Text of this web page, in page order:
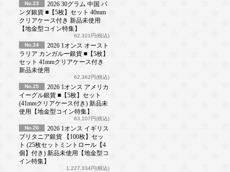
No.23
2026 30グラム 中国 パ
ンダ銀貨 ■【5枚】セット 40mm
クリアケース付き 新品未使用
【地金型コイン特集】
62,321円(税込)
No.24
2026 1オンス オースト
ラリア カンガルー銀貨 ■【5枚】
セット 41mmクリアケース付き
新品未使用
62,362円(税込)
No.25
2026 1オンス アメリカ
イーグル銀貨 ■【5枚】セット
(41mmクリアケース付き) 新品未
使用【地金型コイン特集】
63,107円(税込)
No.26
2026 1オンス イギリス
ブリタニア銀貨 【100枚】セッ
ト (25枚セットミントロール【4
個】付き) 新品未使用【地金型コ
イン特集】
1,227,334円(税込)